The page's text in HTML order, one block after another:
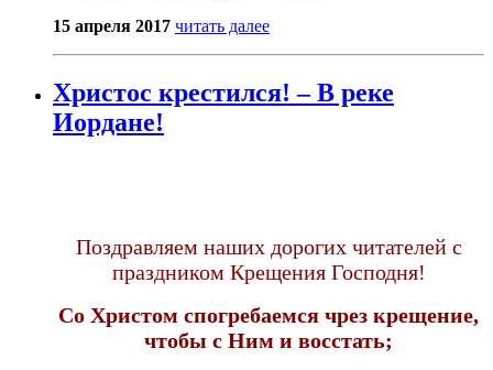
15 апреля 2017 читать далее
Христос крестился! – В реке
Иордане!
Поздравляем наших дорогих читателей с
праздником Крещения Господня!
Со Христом спогребаемся чрез крещение,
чтобы с Ним и восстать;